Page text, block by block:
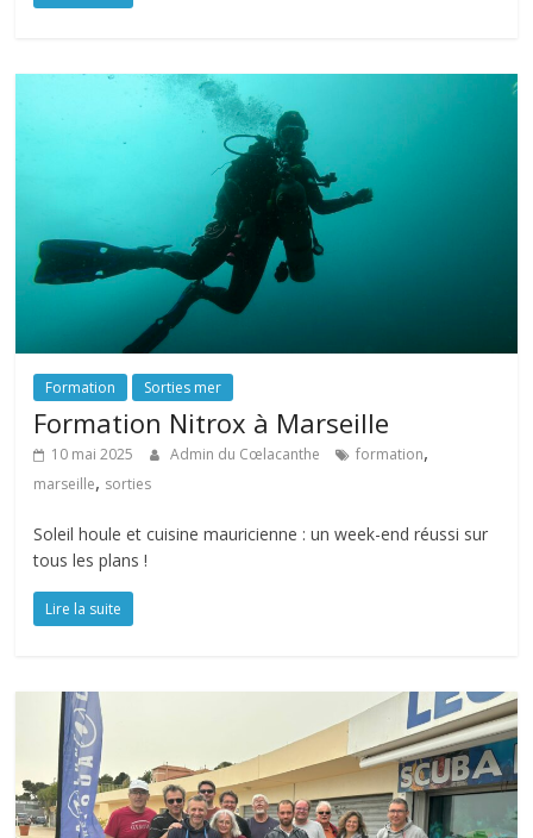
Formation Sorties mer
Formation Nitrox à Marseille
10 mai 2025 Admin du Cœlacanthe formation,
marseille, sorties
Soleil houle et cuisine mauricienne : un week-end réussi sur
tous les plans !
Lire la suite